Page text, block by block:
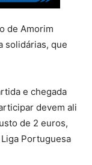
de Amorim
solidárias, que
e chegada
devem ali
de 2 euros,
Portuguesa